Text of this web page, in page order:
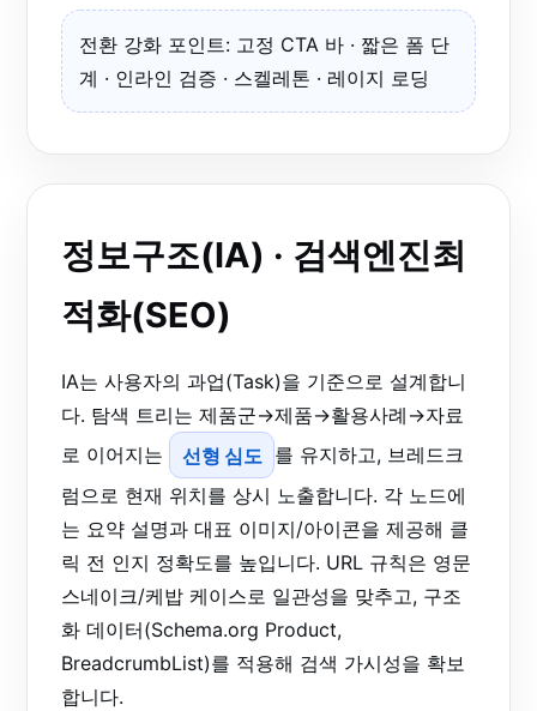
전환 강화 포인트: 고정 CTA 바 · 짧은 폼 단
계 · 인라인 검증 · 스켈레톤 · 레이지 로딩
정보구조(IA) · 검색엔진최
적화(SEO)
IA는 사용자의 과업(Task)을 기준으로 설계합니
다. 탐색 트리는 제품군→제품→활용사례→자료
로 이어지는
선형 심도 를 유지하고, 브레드크
럼으로 현재 위치를 상시 노출합니다. 각 노드에
는 요약 설명과 대표 이미지/아이콘을 제공해 클
릭 전 인지 정확도를 높입니다. URL 규칙은 영문
스네이크/케밥 케이스로 일관성을 맞추고, 구조
화 데이터(Schema.org Product,
BreadcrumbList)를 적용해 검색 가시성을 확보
합니다.